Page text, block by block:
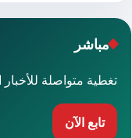
مباشر
تغطية متواصلة للأخبار
تابع الآن